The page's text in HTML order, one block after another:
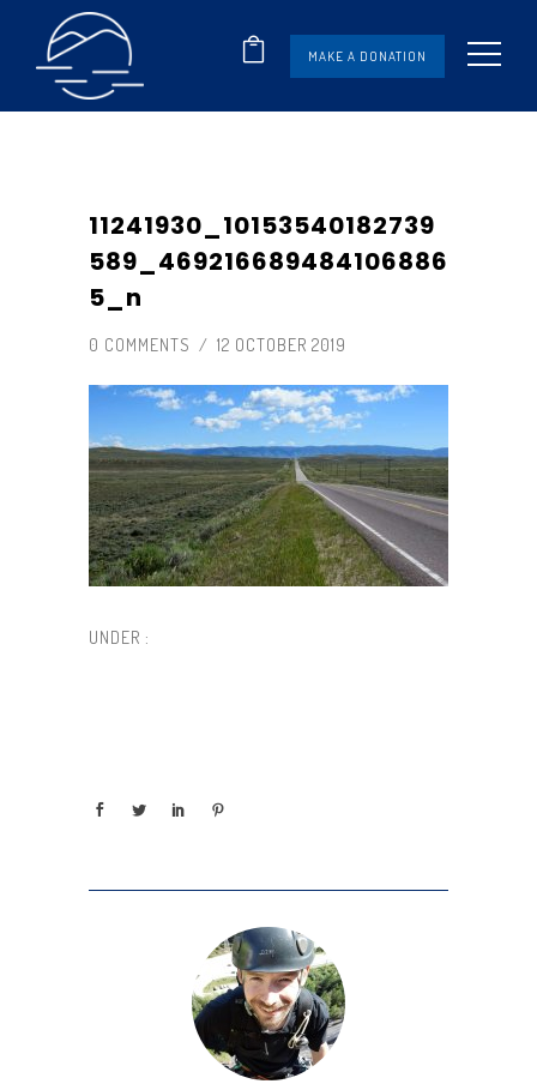
MAKE A DONATION
11241930_10153540182739
589_469216689484106886
5_n
0 COMMENTS / 12 OCTOBER 2019
UNDER :